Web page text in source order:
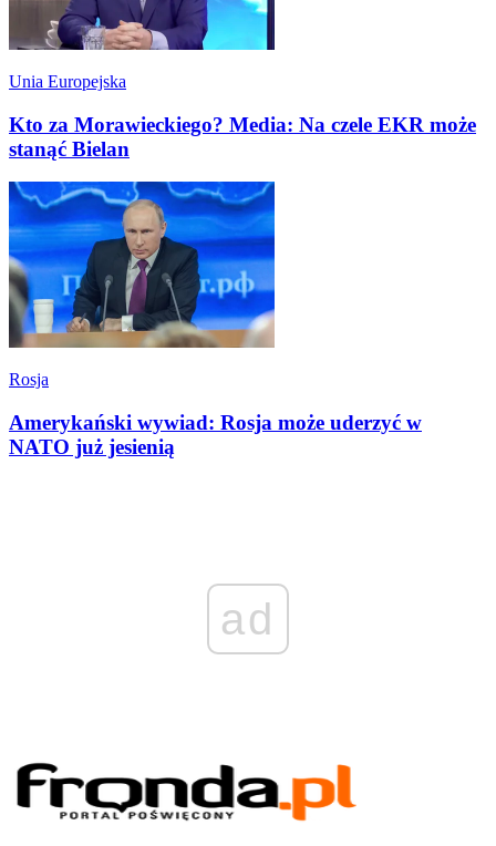
Unia Europejska
Kto za Morawieckiego? Media: Na czele EKR może
stanąć Bielan
Rosja
Amerykański wywiad: Rosja może uderzyć w
NATO już jesienią
ad